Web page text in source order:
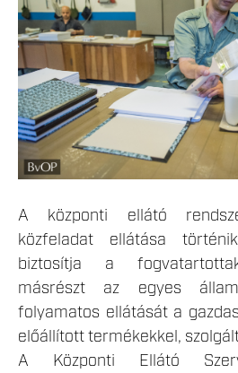
A központi ellátó
közfeladat ellátása
biztosítja a
másrészt az egyes
folyamatos ellátását a
előállított termékekkel,
A Központi Ellátó